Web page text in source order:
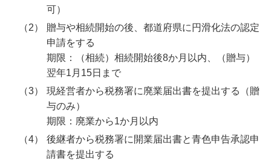
可）
贈与や相続開始の後、都道府県に円滑化法の認定
申請をする
期限：（相続）相続開始後8か月以内、（贈与）
翌年1月15日まで
現経営者から税務署に廃業届出書を提出する（贈
与のみ）
期限：廃業から1か月以内
後継者から税務署に開業届出書と青色申告承認申
請書を提出する